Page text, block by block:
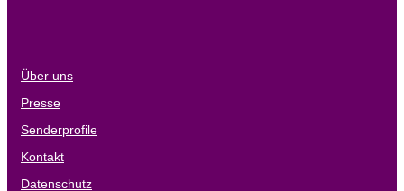
Über uns
Presse
Senderprofile
Kontakt
Datenschutz